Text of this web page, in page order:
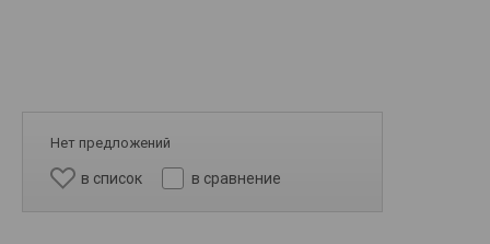
Нет предложений
в список в сравнение